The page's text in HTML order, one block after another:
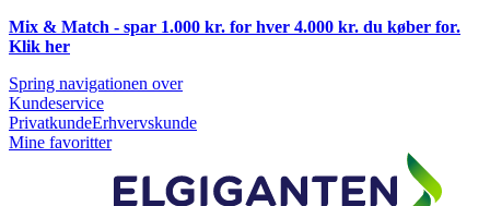
Mix & Match - spar 1.000 kr. for hver 4.000 kr. du køber for.
Klik her
Spring navigationen over
Kundeservice
PrivatkundeErhvervskunde
Mine favoritter